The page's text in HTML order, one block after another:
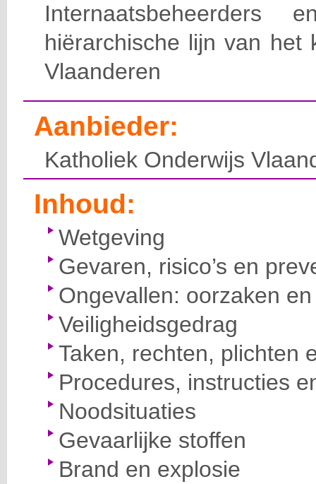
hiërarchische lijn van het
Vlaanderen
Aanbieder:
Katholiek Onderwijs
Inhoud:
Wetgeving
Gevaren, risico’s en
Ongevallen: oorzaken
Veiligheidsgedrag
Taken, rechten, plichten
Procedures, instructies
Noodsituaties
Gevaarlijke stoffen
Brand en explosie